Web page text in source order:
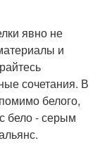
явно не
и
сочетания. В
белого,
бело - серым